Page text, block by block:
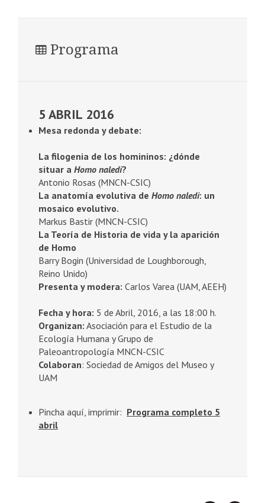
Programa
5 ABRIL 2016
Mesa redonda y debate:
La filogenia de los homininos: ¿dónde
situar a Homo naledi?
Antonio Rosas (MNCN-CSIC)
La anatomía evolutiva de Homo naledi: un
mosaico evolutivo.
Markus Bastir (MNCN-CSIC)
La Teoría de Historia de vida y la aparición
de Homo
Barry Bogin (Universidad de Loughborough,
Reino Unido)
Presenta y modera: Carlos Varea (UAM, AEEH)
Fecha y hora: 5 de Abril, 2016, a las 18:00 h.
Organizan: Asociación para el Estudio de la
Ecología Humana y Grupo de
Paleoantropología MNCN-CSIC
Colaboran: Sociedad de Amigos del Museo y
UAM
Pincha aquí, imprimir: Programa completo 5
abril